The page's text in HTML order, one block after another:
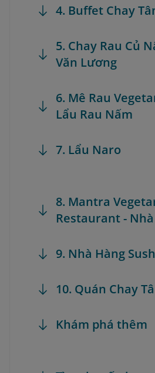
4. Buffet Chay
5. Chay Rau Củ
Văn Lương
6. Mê Rau
Lẩu Rau Nấm
7. Lẩu Naro
8. Mantra
Restaurant -
9. Nhà Hàng
10. Quán Chay
Khám phá thêm